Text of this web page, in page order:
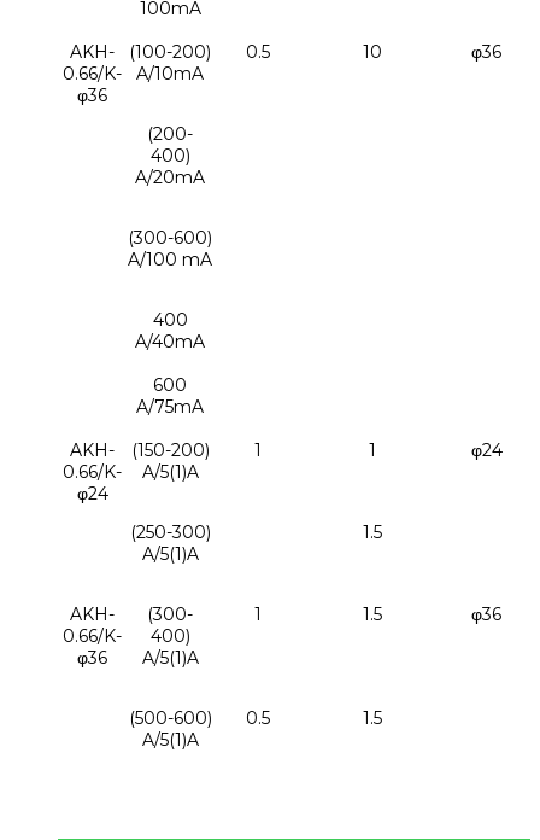
100mA
AKH-
0.66/K-
φ36
(100-200)
A/10mA
0.5 10 φ36
(200-
400)
A/20mA
(300-600)
A/100 mA
400
A/40mA
600
A/75mA
AKH-
0.66/K-
φ24
(150-200)
A/5(1)A
1 1 φ24
(250-300)
A/5(1)A
1.5
AKH-
0.66/K-
φ36
(300-
400)
A/5(1)A
1 1.5 φ36
(500-600)
A/5(1)A
0.5 1.5